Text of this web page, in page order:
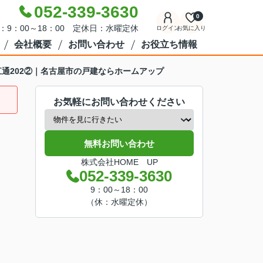
052-339-3630
9：00～18：00 定休日：水曜定休 ログインお気に入り
0
会社概要 お問い合わせ お役立ち情報
202②｜名古屋市の戸建ならホームアップ
お気軽にお問い合わせください
無料お問い合わせ
株式会社HOME UP
052-339-3630
9：00～18：00
（休：水曜定休）